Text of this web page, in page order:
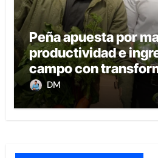
Peña apuesta por
productividad e
campo con
agricultura familiar
DM